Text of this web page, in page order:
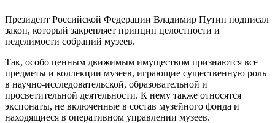
Президент Российской Федерации Владимир Путин подписал
закон, который закрепляет принцип целостности и
неделимости собраний музеев.
Так, особо ценным движимым имуществом признаются все
предметы и коллекции музеев, играющие существенную роль
в научно-исследовательской, образовательной и
просветительной деятельности. К нему также относятся
экспонаты, не включенные в состав музейного фонда и
находящиеся в оперативном управлении музеев.